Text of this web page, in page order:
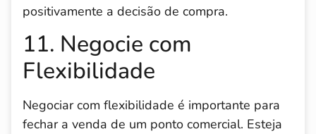
positivamente a decisão de compra.
11. Negocie com
Flexibilidade
Negociar com flexibilidade é importante para
fechar a venda de um ponto comercial. Esteja